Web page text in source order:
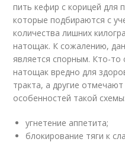
пить кефир с корицей для
которые подбираются с
количества лишних
натощак. К сожалению,
является спорным. Кто-то
натощак вредно для
тракта, а другие
особенностей такой схемы:
угнетение аппетита;
блокирование тяги к